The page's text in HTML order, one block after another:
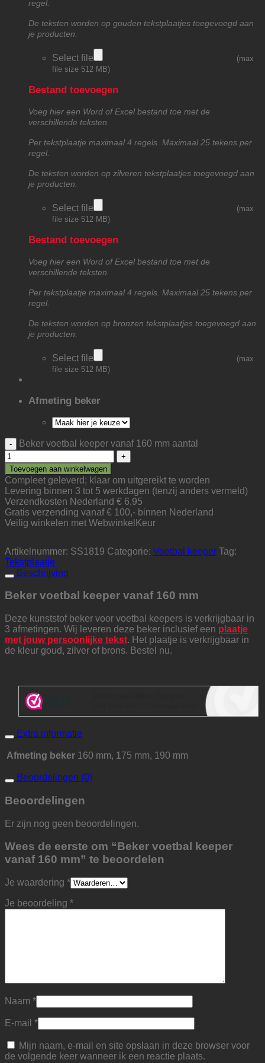
regel.
De teksten worden op gouden tekstplaatjes toegevoegd aan
je producten.
Select file
(max
file size 512 MB)
Bestand toevoegen
Voeg hier een Word of Excel bestand toe met de
verschillende teksten.
Per tekstplaatje maximaal 4 regels. Maximaal 25 tekens per
regel.
De teksten worden op zilveren tekstplaatjes toegevoegd aan
je producten.
Select file
(max
file size 512 MB)
Bestand toevoegen
Voeg hier een Word of Excel bestand toe met de
verschillende teksten.
Per tekstplaatje maximaal 4 regels. Maximaal 25 tekens per
regel.
De teksten worden op bronzen tekstplaatjes toegevoegd aan
je producten.
Select file
(max
file size 512 MB)
Afmeting beker
Beker voetbal keeper vanaf 160 mm aantal
Toevoegen aan winkelwagen
Compleet geleverd; klaar om uitgereikt te worden
Levering binnen 3 tot 5 werkdagen (tenzij anders vermeld)
Verzendkosten Nederland € 6,95
Gratis verzending vanaf € 100,- binnen Nederland
Veilig winkelen met WebwinkelKeur
Artikelnummer: SS1819 Categorie: Voetbal keeper Tag:
Tekstplaatje
Beschrijving
Beker voetbal keeper vanaf 160 mm
Deze kunststof beker voor voetbal keepers is verkrijgbaar in
3 afmetingen. Wij leveren deze beker inclusief een plaatje
met jouw persoonlijke tekst. Het plaatje is verkrijgbaar in
de kleur goud, zilver of brons. Bestel nu.
Extra informatie
Afmeting beker 160 mm, 175 mm, 190 mm
Beoordelingen (0)
Beoordelingen
Er zijn nog geen beoordelingen.
Wees de eerste om “Beker voetbal keeper
vanaf 160 mm” te beoordelen
Je waardering *
Je beoordeling *
Naam *
E-mail *
Mijn naam, e-mail en site opslaan in deze browser voor
de volgende keer wanneer ik een reactie plaats.